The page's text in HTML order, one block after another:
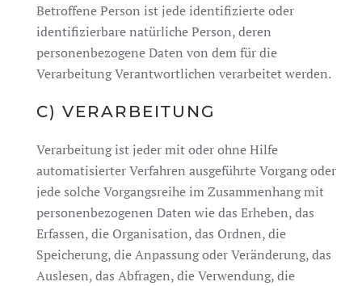
Betroffene Person ist jede identifizierte oder
identifizierbare natürliche Person, deren
personenbezogene Daten von dem für die
Verarbeitung Verantwortlichen verarbeitet werden.
C) VERARBEITUNG
Verarbeitung ist jeder mit oder ohne Hilfe
automatisierter Verfahren ausgeführte Vorgang oder
jede solche Vorgangsreihe im Zusammenhang mit
personenbezogenen Daten wie das Erheben, das
Erfassen, die Organisation, das Ordnen, die
Speicherung, die Anpassung oder Veränderung, das
Auslesen, das Abfragen, die Verwendung, die